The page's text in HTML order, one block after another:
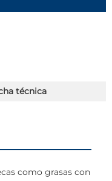
técnica
como grasas con